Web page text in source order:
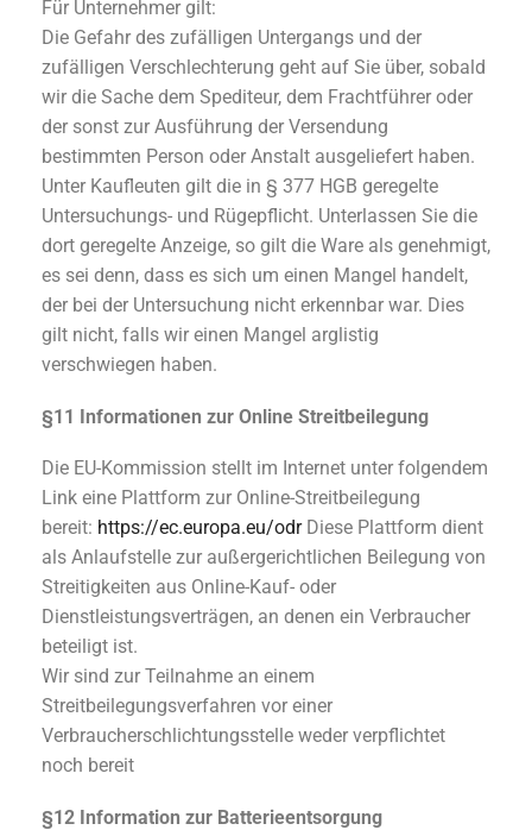
Für Unternehmer gilt:
Die Gefahr des zufälligen Untergangs und der
zufälligen Verschlechterung geht auf Sie über, sobald
wir die Sache dem Spediteur, dem Frachtführer oder
der sonst zur Ausführung der Versendung
bestimmten Person oder Anstalt ausgeliefert haben.
Unter Kaufleuten gilt die in § 377 HGB geregelte
Untersuchungs- und Rügepflicht. Unterlassen Sie die
dort geregelte Anzeige, so gilt die Ware als genehmigt,
es sei denn, dass es sich um einen Mangel handelt,
der bei der Untersuchung nicht erkennbar war. Dies
gilt nicht, falls wir einen Mangel arglistig
verschwiegen haben.
§11 Informationen zur Online Streitbeilegung
Die EU-Kommission stellt im Internet unter folgendem
Link eine Plattform zur Online-Streitbeilegung
bereit: https://ec.europa.eu/odr Diese Plattform dient
als Anlaufstelle zur außergerichtlichen Beilegung von
Streitigkeiten aus Online-Kauf- oder
Dienstleistungsverträgen, an denen ein Verbraucher
beteiligt ist.
Wir sind zur Teilnahme an einem
Streitbeilegungsverfahren vor einer
Verbraucherschlichtungsstelle weder verpflichtet
noch bereit
§12 Information zur Batterieentsorgung